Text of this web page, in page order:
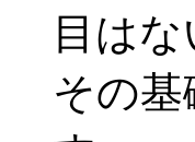
目は
その